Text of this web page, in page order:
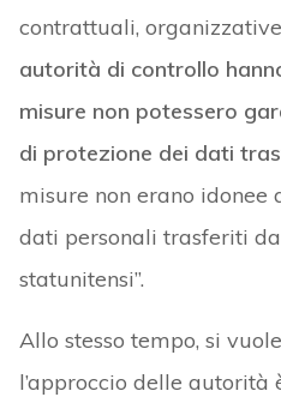
contrattuali,
autorità di controllo
misure non potessero
di protezione dei dati
misure non erano idonee
dati personali trasferiti
statunitensi”.
Allo stesso tempo, si
l’approccio delle autorità